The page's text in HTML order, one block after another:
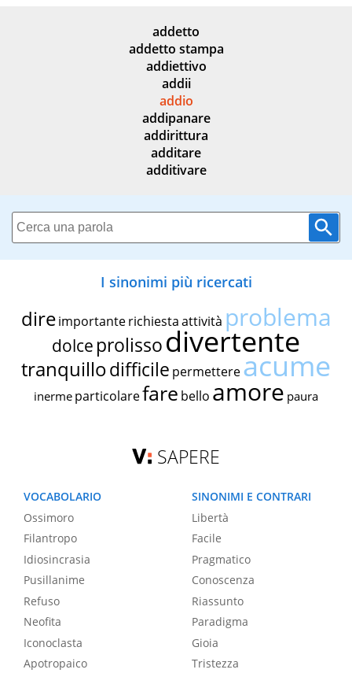
addetto
addetto stampa
addiettivo
addii
addio
addipanare
addirittura
additare
additivare
I sinonimi più ricercati
dire importante richiestaattività problema
dolce prolissodivertente
tranquillodifficile permettereacume
inerme particolarefare bello amore paura
SAPERE
VOCABOLARIO
Ossimoro
Filantropo
Idiosincrasia
Pusillanime
Refuso
Neofita
Iconoclasta
Apotropaico
SINONIMI E CONTRARI
Libertà
Facile
Pragmatico
Conoscenza
Riassunto
Paradigma
Gioia
Tristezza